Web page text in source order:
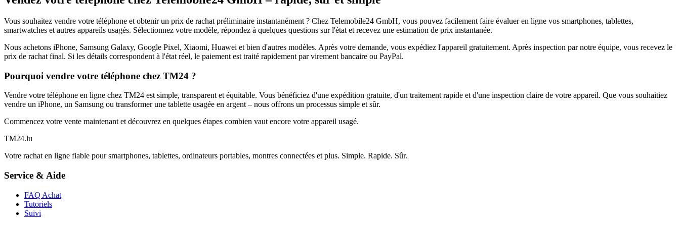
Vous souhaitez vendre votre téléphone et obtenir un prix de rachat préliminaire instantanément ? Chez Telemobile24 GmbH, vous pouvez facilement faire évaluer en ligne vos smartphones, tablettes,
smartwatches et autres appareils usagés. Sélectionnez votre modèle, répondez à quelques questions sur l'état et recevez une estimation de prix instantanée.
Nous achetons iPhone, Samsung Galaxy, Google Pixel, Xiaomi, Huawei et bien d'autres modèles. Après votre demande, vous expédiez l'appareil gratuitement. Après inspection par notre équipe, vous recevez le
prix de rachat final. Si les détails correspondent à l'état réel, le paiement est traité rapidement par virement bancaire ou PayPal.
Pourquoi vendre votre téléphone chez TM24 ?
Vendre votre téléphone en ligne chez TM24 est simple, transparent et équitable. Vous bénéficiez d'une expédition gratuite, d'un traitement rapide et d'une inspection claire de votre appareil. Que vous souhaitiez
vendre un iPhone, un Samsung ou transformer une tablette usagée en argent – nous offrons un processus simple et sûr.
Commencez votre vente maintenant et découvrez en quelques étapes combien vaut encore votre appareil usagé.
TM24.lu
Votre rachat en ligne fiable pour smartphones, tablettes, ordinateurs portables, montres connectées et plus. Simple. Rapide. Sûr.
Service & Aide
FAQ Achat
Tutoriels
Suivi